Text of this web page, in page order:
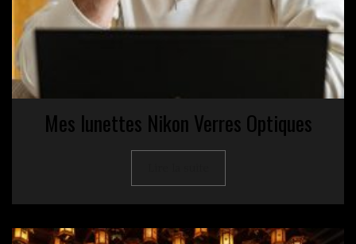
Mes lunettes Nikon Verres Optiques